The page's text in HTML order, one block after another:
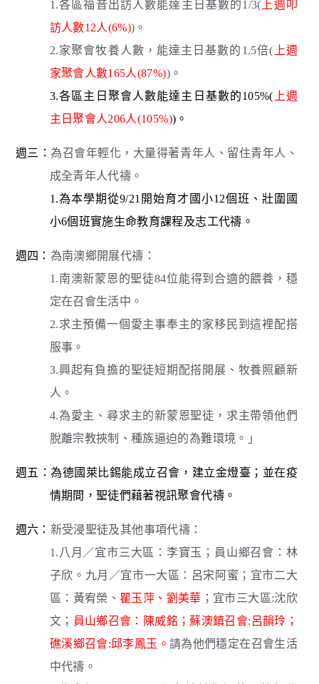
1.各區福音出訪人數能達主日基數的1/3(上週叩
訪人數12人(6%))。
2.家聚會牧養人數，能達主日基數的1.5倍(上週
家聚會人數165人(87%))。
3.各區主日聚會人數能達主日基數的105%(上週
主日聚會人206人(105%))。
週三：為召會年輕化，大量得著青年人、留住青年人、
成全青年人代禱。
1.為本學期從9/21開始育才國小12個班、壯圍國
小6個班實施生命教育課程及志工代禱。
週四： 為南澳鄉開展代禱：
1.南澳新蒙恩的聖徒84位能得到合適的餵養，穩
定在召會生活中。
2.求主預備一個愛主事奉主的家移民到這裡配搭
服事。
3.興起有負擔的聖徒短期配搭開展、牧養照顧新
人。
4.為愛主、尋求主的新蒙恩聖徒，求主帶領他們
脫離宗教挾制、種族逼迫的為難環境。」
週五：為德國萊比錫能成立召會，建立金燈臺；並在疫
情期間，聖徒們藉著視訊聚會代禱。
週六： 新受浸聖徒及其他事項代禱：
1.八月／宜市三大區：李寶玉；員山鄉召會：林
子欣。九月／宜市一大區：呂宋阿蜜；宜市二大
區：黃宥榮、瞿玉萍、劉美華 ；宜市三大區:沈欣
文； 員山鄉召會：陳威銘；蘇澳鎮召會:呂韻玲；
礁溪鄉召會:邱李鳳玉。 請為他們穩定在召會生活
中代禱。